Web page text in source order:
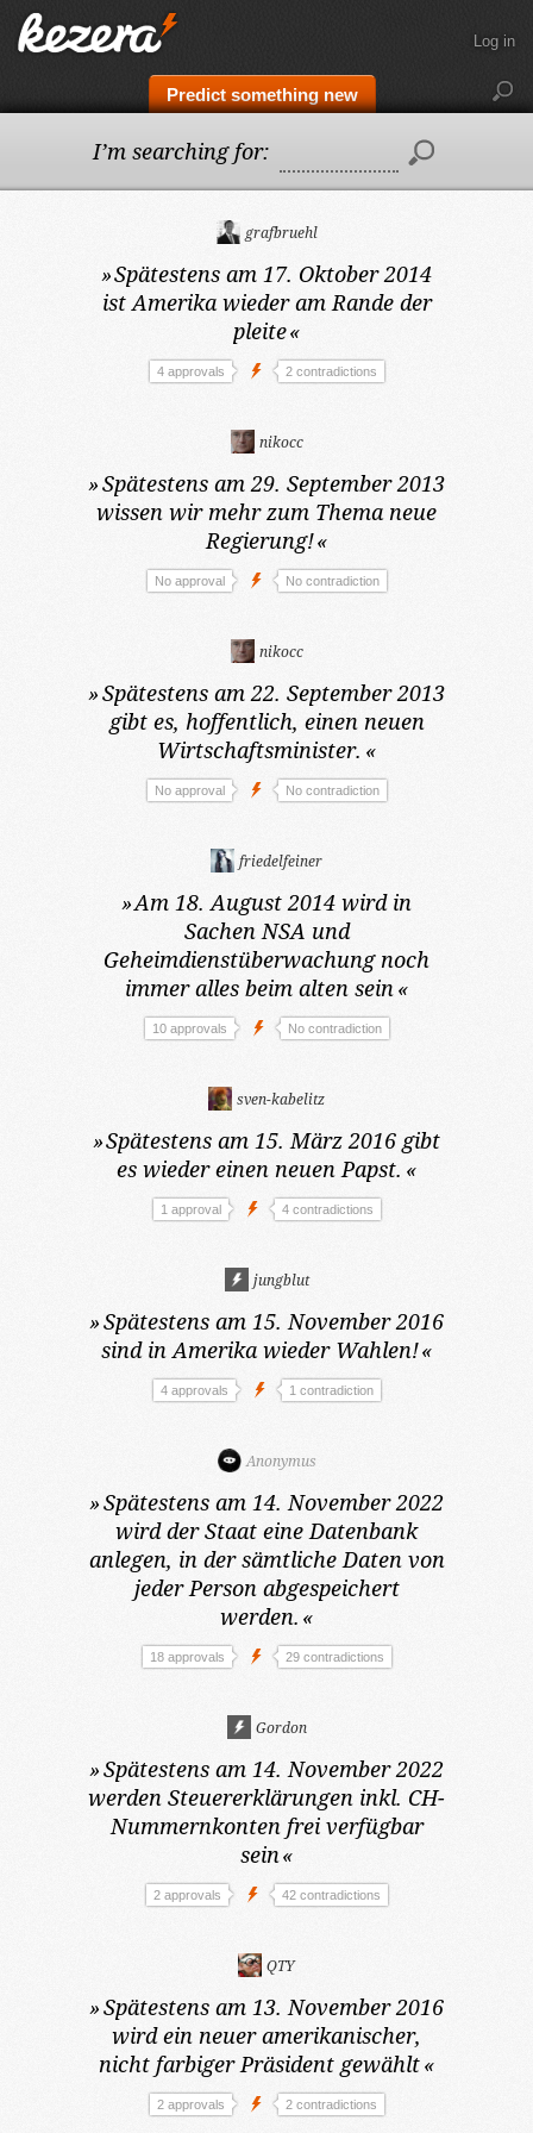
Predict something new
Log in
I’m searching for:
grafbruehl
»Spätestens am 17. Oktober 2014
ist Amerika wieder am Rande der
pleite«
4 approvals 2 contradictions
nikocc
»Spätestens am 29. September 2013
wissen wir mehr zum Thema neue
Regierung!«
No approval No contradiction
nikocc
»Spätestens am 22. September 2013
gibt es, hoffentlich, einen neuen
Wirtschaftsminister. «
No approval No contradiction
friedelfeiner
»Am 18. August 2014 wird in
Sachen NSA und
Geheimdienstüberwachung noch
immer alles beim alten sein«
10 approvals No contradiction
sven-kabelitz
»Spätestens am 15. März 2016 gibt
es wieder einen neuen Papst. «
1 approval 4 contradictions
jungblut
»Spätestens am 15. November 2016
sind in Amerika wieder Wahlen!«
4 approvals 1 contradiction
Anonymus
»Spätestens am 14. November 2022
wird der Staat eine Datenbank
anlegen, in der sämtliche Daten von
jeder Person abgespeichert
werden. «
18 approvals 29 contradictions
Gordon
»Spätestens am 14. November 2022
werden Steuererklärungen inkl. CH-
Nummernkonten frei verfügbar
sein«
2 approvals 42 contradictions
QTY
»Spätestens am 13. November 2016
wird ein neuer amerikanischer,
nicht farbiger Präsident gewählt«
2 approvals 2 contradictions